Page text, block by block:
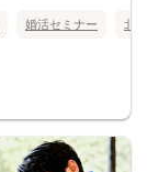
婚活セミナー 北